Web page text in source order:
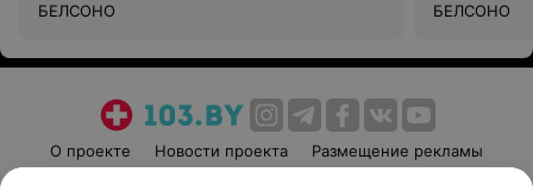
БЕЛСОНО БЕЛСОНО
О проекте Новости проекта
Размещение рекламы